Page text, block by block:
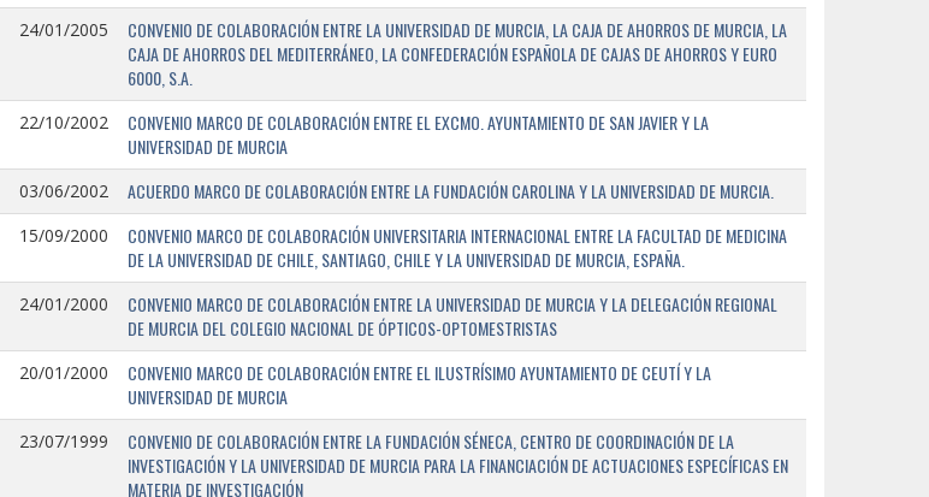
24/01/2005
CONVENIO DE COLABORACIÓN ENTRE LA UNIVERSIDAD DE MURCIA, LA CAJA DE AHORROS DE MURCIA, LA
CAJA DE AHORROS DEL MEDITERRÁNEO, LA CONFEDERACIÓN ESPAÑOLA DE CAJAS DE AHORROS Y EURO
6000, S.A.
22/10/2002
CONVENIO MARCO DE COLABORACIÓN ENTRE EL EXCMO. AYUNTAMIENTO DE SAN JAVIER Y LA
UNIVERSIDAD DE MURCIA
03/06/2002 ACUERDO MARCO DE COLABORACIÓN ENTRE LA FUNDACIÓN CAROLINA Y LA UNIVERSIDAD DE MURCIA.
15/09/2000
CONVENIO MARCO DE COLABORACIÓN UNIVERSITARIA INTERNACIONAL ENTRE LA FACULTAD DE MEDICINA
DE LA UNIVERSIDAD DE CHILE, SANTIAGO, CHILE Y LA UNIVERSIDAD DE MURCIA, ESPAÑA.
24/01/2000
CONVENIO MARCO DE COLABORACIÓN ENTRE LA UNIVERSIDAD DE MURCIA Y LA DELEGACIÓN REGIONAL
DE MURCIA DEL COLEGIO NACIONAL DE ÓPTICOS-OPTOMESTRISTAS
20/01/2000
CONVENIO MARCO DE COLABORACIÓN ENTRE EL ILUSTRÍSIMO AYUNTAMIENTO DE CEUTÍ Y LA
UNIVERSIDAD DE MURCIA
23/07/1999
CONVENIO DE COLABORACIÓN ENTRE LA FUNDACIÓN SÉNECA, CENTRO DE COORDINACIÓN DE LA
INVESTIGACIÓN Y LA UNIVERSIDAD DE MURCIA PARA LA FINANCIACIÓN DE ACTUACIONES ESPECÍFICAS EN
MATERIA DE INVESTIGACIÓN